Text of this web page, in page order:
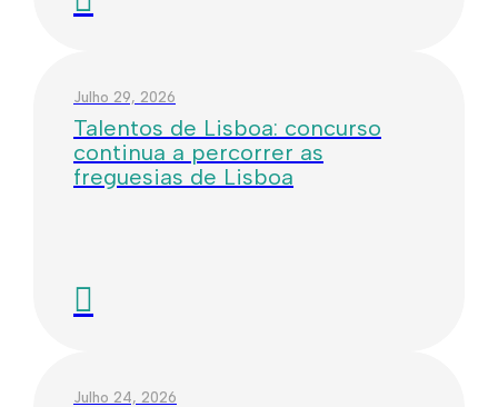
Julho 29, 2026
Talentos de Lisboa: concurso
continua a percorrer as
freguesias de Lisboa
Julho 24, 2026